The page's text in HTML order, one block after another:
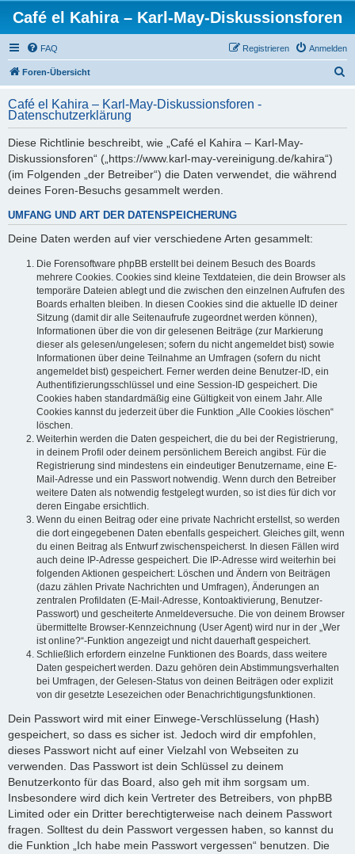
Café el Kahira – Karl-May-Diskussionsforen
FAQ Anmelden
Registrieren
Foren-Übersicht
h
Café el Kahira – Karl-May-Diskussionsforen -
Datenschutzerklärung
Diese Richtlinie beschreibt, wie „Café el Kahira – Karl-May-
Diskussionsforen“ („https://www.karl-may-vereinigung.de/kahira“)
(im Folgenden „der Betreiber“) die Daten verwendet, die während
deines Foren-Besuchs gesammelt werden.
UMFANG UND ART DER DATENSPEICHERUNG
Deine Daten werden auf vier verschiedene Arten gesammelt:
Die Forensoftware phpBB erstellt bei deinem Besuch des Boards
mehrere Cookies. Cookies sind kleine Textdateien, die dein Browser als
temporäre Dateien ablegt und die zwischen den einzelnen Aufrufen des
Boards erhalten bleiben. In diesen Cookies sind die aktuelle ID deiner
Sitzung (damit dir alle Seitenaufrufe zugeordnet werden können),
Informationen über die von dir gelesenen Beiträge (zur Markierung
dieser als gelesen/ungelesen; sofern du nicht angemeldet bist) sowie
Informationen über deine Teilnahme an Umfragen (sofern du nicht
angemeldet bist) gespeichert. Ferner werden deine Benutzer-ID, ein
Authentifizierungsschlüssel und eine Session-ID gespeichert. Die
Cookies haben standardmäßig eine Gültigkeit von einem Jahr. Alle
Cookies kannst du jederzeit über die Funktion „Alle Cookies löschen“
löschen.
Weiterhin werden die Daten gespeichert, die du bei der Registrierung,
in deinem Profil oder deinem persönlichem Bereich angibst. Für die
Registrierung sind mindestens ein eindeutiger Benutzername, eine E-
Mail-Adresse und ein Passwort notwendig. Wenn durch den Betreiber
weitere Daten als notwendig festgelegt wurden, so ist dies für dich vor
deren Eingabe ersichtlich.
Wenn du einen Beitrag oder eine private Nachricht erstellst, so werden
die dort eingegebenen Daten ebenfalls gespeichert. Gleiches gilt, wenn
du einen Beitrag als Entwurf zwischenspeicherst. In diesen Fällen wird
auch deine IP-Adresse gespeichert. Die IP-Adresse wird weiterhin bei
folgenden Aktionen gespeichert: Löschen und Ändern von Beiträgen
(dazu zählen Private Nachrichten und Umfragen), Änderungen an
zentralen Profildaten (E-Mail-Adresse, Kontoaktivierung, Benutzer-
Passwort) und gescheiterte Anmeldeversuche. Die von deinem Browser
übermittelte Browser-Kennzeichnung (User Agent) wird nur in der „Wer
ist online?“-Funktion angezeigt und nicht dauerhaft gespeichert.
Schließlich erfordern einzelne Funktionen des Boards, dass weitere
Daten gespeichert werden. Dazu gehören dein Abstimmungsverhalten
bei Umfragen, der Gelesen-Status von deinen Beiträgen oder explizit
von dir gesetzte Lesezeichen oder Benachrichtigungsfunktionen.
Dein Passwort wird mit einer Einwege-Verschlüsselung (Hash)
gespeichert, so dass es sicher ist. Jedoch wird dir empfohlen,
dieses Passwort nicht auf einer Vielzahl von Webseiten zu
verwenden. Das Passwort ist dein Schlüssel zu deinem
Benutzerkonto für das Board, also geh mit ihm sorgsam um.
Insbesondere wird dich kein Vertreter des Betreibers, von phpBB
Limited oder ein Dritter berechtigterweise nach deinem Passwort
fragen. Solltest du dein Passwort vergessen haben, so kannst du
die Funktion „Ich habe mein Passwort vergessen“ benutzen. Die